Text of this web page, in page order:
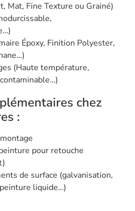
Mat, Fine Texture ou Grainé)
Époxy, Finition Polyester,
(Haute température,
chez
:​
pour retouche
de surface (galvanisation,
liquide…)